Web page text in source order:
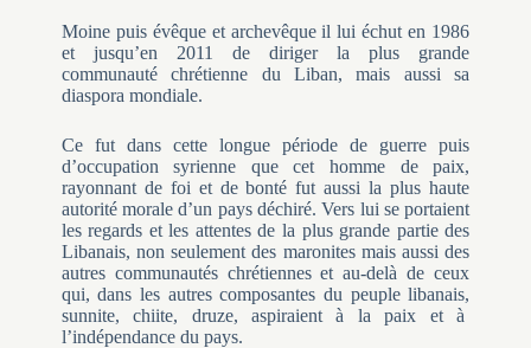
Moine puis évêque et archevêque il lui échut en 1986
et jusqu’en 2011 de diriger la plus grande
communauté chrétienne du Liban, mais aussi sa
diaspora mondiale.
Ce fut dans cette longue période de guerre puis
d’occupation syrienne que cet homme de paix,
rayonnant de foi et de bonté fut aussi la plus haute
autorité morale d’un pays déchiré. Vers lui se portaient
les regards et les attentes de la plus grande partie des
Libanais, non seulement des maronites mais aussi des
autres communautés chrétiennes et au-delà de ceux
qui, dans les autres composantes du peuple libanais,
sunnite, chiite, druze, aspiraient à la paix et à
l’indépendance du pays.